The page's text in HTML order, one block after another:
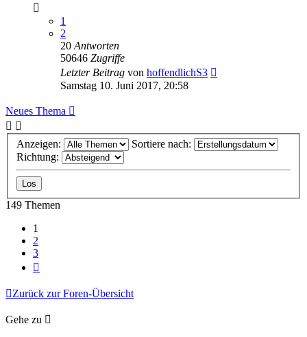
1
2
20 Antworten
50646 Zugriffe
Letzter Beitrag von hoffendlichS3
Samstag 10. Juni 2017, 20:58
Neues Thema
Anzeigen:
Sortiere nach:
Richtung:
149 Themen
1
2
3
Zurück zur Foren-Übersicht
Gehe zu